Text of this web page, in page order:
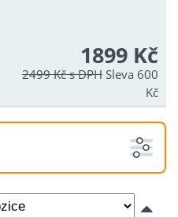
1899 Kč
2499 Kčs DPHSleva 600
Kč